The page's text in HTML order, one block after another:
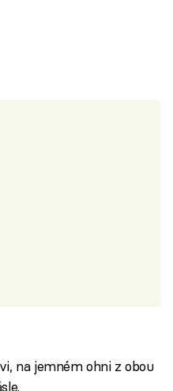
na jemném ohni z obou